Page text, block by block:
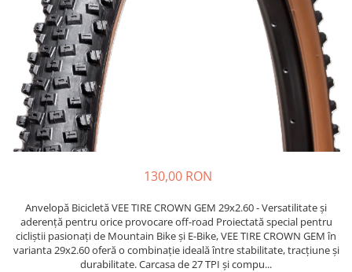
Manete de frana
Etrieri
https://www.doctortrotineta.ro/lumini
Stop trotineta
Faruri
https://www.doctortrotineta.ro/cadru
Aparatori (aripi)
Suspensie
Cauciucuri
https://www.doctortrotineta.ro/camere-
de-aer
130,00 RON
Anvelopă Bicicletă VEE TIRE CROWN GEM 29x2.60 - Versatilitate și
aderență pentru orice provocare off-road Proiectată special pentru
cicliștii pasionați de Mountain Bike și E-Bike, VEE TIRE CROWN GEM în
varianta 29x2.60 oferă o combinație ideală între stabilitate, tracțiune și
durabilitate. Carcasa de 27 TPI și compu...